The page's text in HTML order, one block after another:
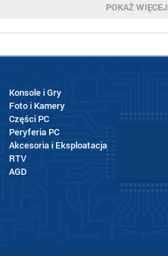
POKAŻ WIĘCEJ
Konsole i Gry
Foto i Kamery
Części PC
Peryferia PC
Akcesoria i Eksploatacja
RTV
AGD